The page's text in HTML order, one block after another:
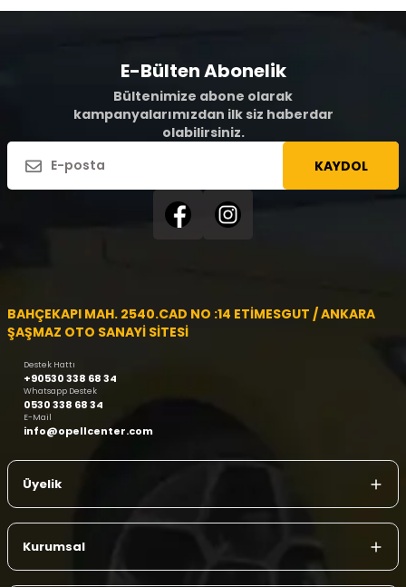
E-Bülten Abonelik
Bültenimize abone olarak
kampanyalarımızdan ilk siz haberdar
olabilirsiniz.
KAYDOL
BAHÇEKAPI MAH. 2540.CAD NO :14 ETİMESGUT / ANKARA
ŞAŞMAZ OTO SANAYİ SİTESİ
Destek Hattı
+90530 338 68 34
Whatsapp Destek
0530 338 68 34
E-Mail
info@opellcenter.com
Üyelik
Kurumsal